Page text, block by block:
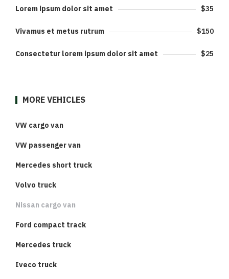
Lorem ipsum dolor sit amet $35
Vivamus et metus rutrum $150
Consectetur lorem ipsum dolor sit amet $25
MORE VEHICLES
VW cargo van
VW passenger van
Mercedes short truck
Volvo truck
Nissan cargo van
Ford compact track
Mercedes truck
Iveco truck